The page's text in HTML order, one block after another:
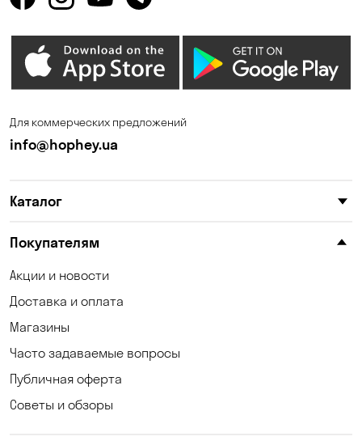
Днепр
Ирпень Калиновка
Карнауховка
Котовка
Кременчуг
Кривуши
Лески
Лозоватка
Для коммерческих предложений
info@hophey.ua
Каталог
Покупателям
Акции и новости
Доставка и оплата
Магазины
Часто задаваемые вопросы
Публичная оферта
Советы и обзоры